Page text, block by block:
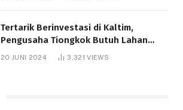
Tertarik Berinvestasi di Kaltim,
Pengusaha Tiongkok Butuh Lahan
1.000 Hektare
20 JUNI 2024 3,321VIEWS